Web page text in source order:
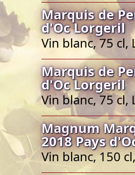
Marquis de
d'Oc Lorgeril
Vin blanc, 75 cl,
Marquis de
d'Oc Lorgeril
Vin blanc, 75 cl,
Magnum
2018 Pays
Vin blanc, 150